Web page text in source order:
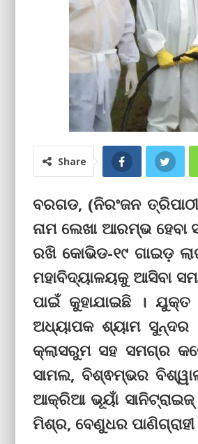
Share
ବରଗଡ, (ନିରଂଜନ
ନାମ ଲେଖା ଆରମ୍ଭ
ରଖି କୋଭିଡ-୧୯ ଗାଇଡ଼
ମହାବିଦ୍ୟାଳୟକୁ ଆସିବା
ପାଇଁ କୁହାଯାଇଛି ।
ଅଧ୍ୟାପକ ଶ୍ୟାମ ସୁନ୍ଦର
କ୍ଲାସରୁମ ସହ ସମଗ୍ର
ସାମଲ, ବିଶ୍ଵମ୍ଭର
ଆକ୍ରିଆ ଭୂୟାଁ ସାନିଟ୍ରାଇଜ୍
ମିଶ୍ର, ବେଣୁଧର